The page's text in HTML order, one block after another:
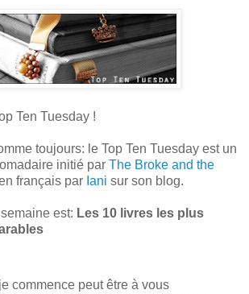
Ten Tuesday !
toujours: le Top Ten Tuesday est un
initié par The Broke and the
français par Iani sur son blog.
est: Les 10 livres les plus
commence peut être à vous